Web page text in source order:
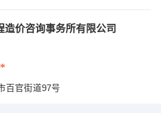
造价咨询事务所有限公司
百官街道97号